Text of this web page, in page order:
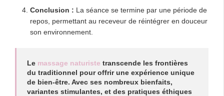
Conclusion : La séance se termine par une période de
repos, permettant au receveur de réintégrer en douceur
son environnement.
Le massage naturiste transcende les frontières
du traditionnel pour offrir une expérience unique
de bien-être. Avec ses nombreux bienfaits,
variantes stimulantes, et des pratiques éthiques